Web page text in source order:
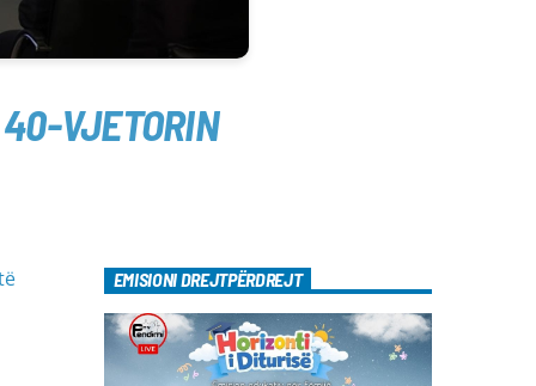
40-VJETORIN
EMISIONI DREJTPËRDREJT